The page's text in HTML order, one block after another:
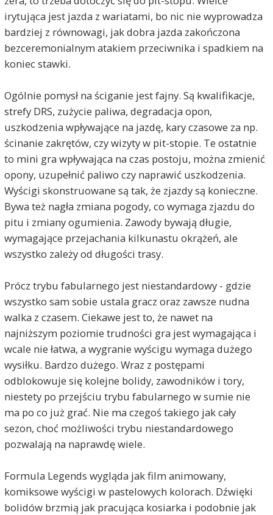
irytująca jest jazda z wariatami, bo nic nie wyprowadza
bardziej z równowagi, jak dobra jazda zakończona
bezceremonialnym atakiem przeciwnika i spadkiem na
koniec stawki.
Ogólnie pomysł na ściganie jest fajny. Są kwalifikacje,
strefy DRS, zużycie paliwa, degradacja opon,
uszkodzenia wpływające na jazdę, kary czasowe za np.
ścinanie zakrętów, czy wizyty w pit-stopie. Te ostatnie
to mini gra wpływająca na czas postoju, można zmienić
opony, uzupełnić paliwo czy naprawić uszkodzenia.
Wyścigi skonstruowane są tak, że zjazdy są konieczne.
Bywa też nagła zmiana pogody, co wymaga zjazdu do
pitu i zmiany ogumienia. Zawody bywają długie,
wymagające przejachania kilkunastu okrążeń, ale
wszystko zależy od długości trasy.
Prócz trybu fabularnego jest niestandardowy - gdzie
wszystko sam sobie ustala gracz oraz zawsze nudna
walka z czasem. Ciekawe jest to, że nawet na
najniższym poziomie trudności gra jest wymagająca i
wcale nie łatwa, a wygranie wyścigu wymaga dużego
wysiłku. Bardzo dużego. Wraz z postępami
odblokowuje się kolejne bolidy, zawodników i tory,
niestety po przejściu trybu fabularnego w sumie nie
ma po co już grać. Nie ma czegoś takiego jak cały
sezon, choć możliwości trybu niestandardowego
pozwalają na naprawdę wiele.
Formula Legends wygląda jak film animowany,
komiksowe wyścigi w pastelowych kolorach. Dźwięki
bolidów brzmią jak pracująca kosiarka i podobnie jak